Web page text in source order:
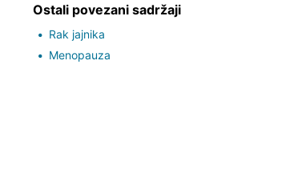
Ostali povezani sadržaji
Rak jajnika
Menopauza